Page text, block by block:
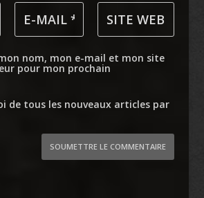
nom, mon e-mail et mon site
pour mon prochain
de tous les nouveaux articles par
SOUMETTRE LE COMMENTAIRE